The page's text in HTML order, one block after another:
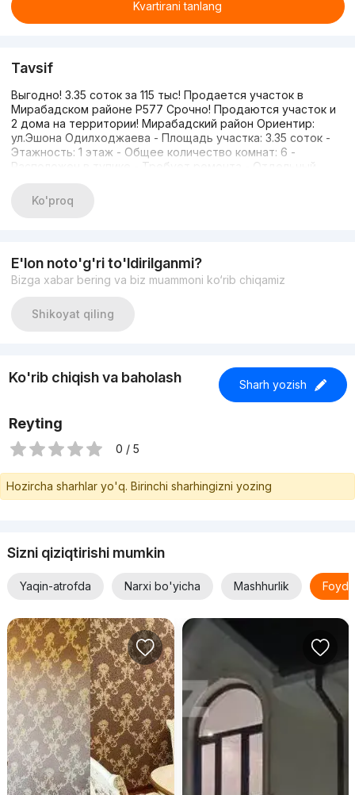
Kvartirani tanlang
Tavsif
Выгодно! 3.35 соток за 115 тыс! Продается участок в
Мирабадском районе P577 Срочно! Продаются участок и
2 дома на территории! Мирабадский район Ориентир:
ул.Эшона Одилходжаева - Площадь участка: 3.35 соток -
Этажность: 1 этаж - Общее количество комнат: 6 -
Расположен в тупике - Требует ремонта - Отдельный
котельная - 2 большие комнаты + веранда - Кухня +
коридор + 2 холла + 2 комнаты - Цена: 120.000 y.e старт -
Ko'proq
E'lon noto'g'ri to'ldirilganmi?
Bizga xabar bering va biz muammoni ko‘rib chiqamiz
Shikoyat qiling
Ko'rib chiqish va baholash Sharh yozish
Reyting
0 / 5
Hozircha sharhlar yo'q. Birinchi sharhingizni yozing
Sizni qiziqtirishi mumkin
Yaqin-atrofda Narxi bo'yicha Mashhurlik